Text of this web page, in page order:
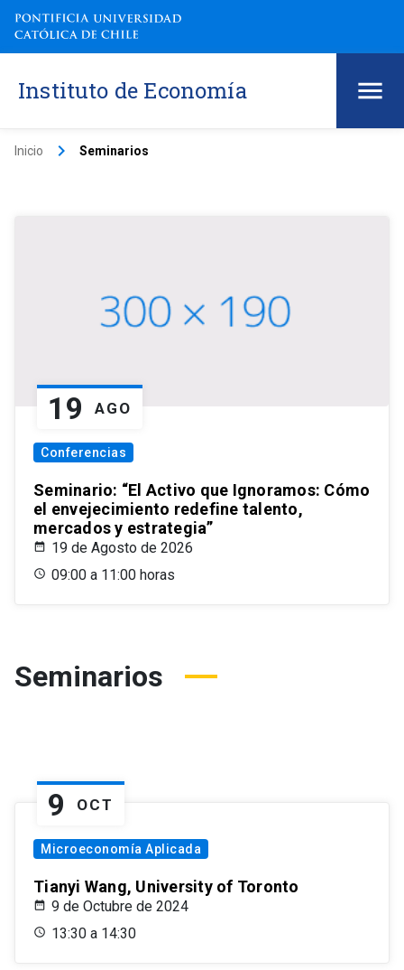
Instituto de Economía
Inicio keyboard_arrow_right Seminarios
19 AGO
Conferencias
Seminario: “El Activo que Ignoramos: Cómo
el envejecimiento redefine talento,
mercados y estrategia”
19 de Agosto de 2026
09:00 a 11:00 horas
Seminarios
9 OCT
Microeconomía Aplicada
Tianyi Wang, University of Toronto
9 de Octubre de 2024
13:30 a 14:30